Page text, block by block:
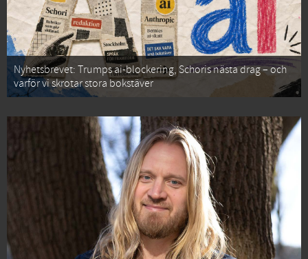
Nyhetsbrevet: Trumps ai-blockering, Schoris nästa drag – och
varför vi skrotar stora bokstäver